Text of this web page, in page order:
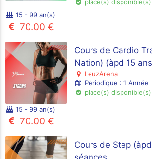
place(s) disponible(s)
15 - 99 an(s)
70.00 €
Cours de Cardio
Nation) (àpd 15
LeuzArena
Périodique : 1 Année
place(s) disponible(s)
15 - 99 an(s)
70.00 €
Cours de Step
séances